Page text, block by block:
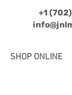
+1
SHOP ONLINE